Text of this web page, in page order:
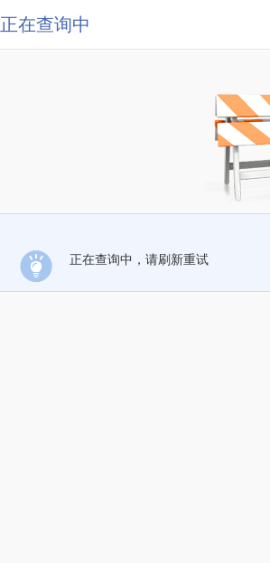
正在查询中
正在查询中，请刷新重试